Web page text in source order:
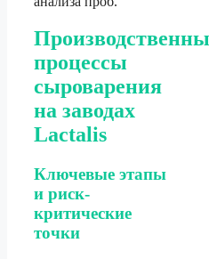
процессы
сыроварения
на заводах
Lactalis
Ключевые этапы
и риск-
критические
точки